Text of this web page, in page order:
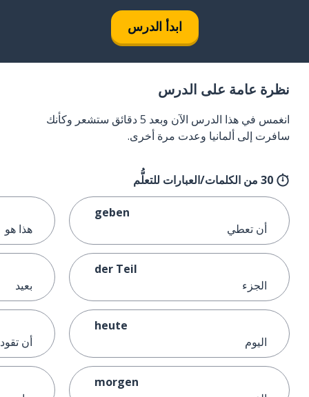
ابدأ الدرس
نظرة عامة على الدرس
انغمس في هذا الدرس الآن وبعد 5 دقائق ستشعر وكأنك
سافرت إلى ألمانيا وعدت مرة أخرى.
30 من الكلمات/العبارات للتعلُّم
geben
أن تعطي
der Teil
الجزء
heute
اليوم
morgen
هذا هو
بعيد
أن